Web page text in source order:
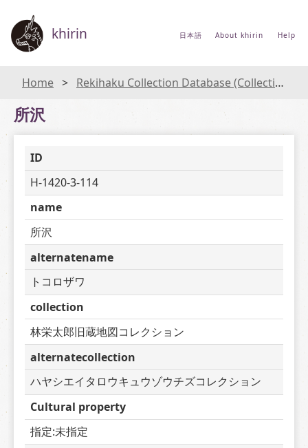
khirin 日本語 About khirin Help
Home Rekihaku Collection Database (Collections Database of the National Museum of Japanese History)
所沢
ID
H-1420-3-114
name
所沢
alternatename
トコロザワ
collection
林栄太郎旧蔵地図コレクション
alternatecollection
ハヤシエイタロウキュウゾウチズコレクション
Cultural property
指定:未指定